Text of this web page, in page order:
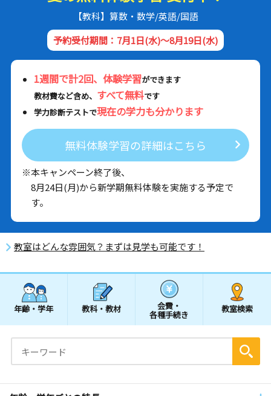
【教科】算数・数学/英語/国語
予約受付期間：7月1日(水)～8月19日(水)
1週間で計2回、体験学習ができます
教材費など含め、 すべて無料です
学力診断テストで現在の学力も分かります
無料体験学習の詳細はこちら
※本キャンペーン終了後、
8月24日(月)から新学期無料体験を実施する予定で
す。
教室はどんな雰囲気？まずは見学も可能です！
年齢・学年 教科・教材 会費・
各種手続き
教室検索